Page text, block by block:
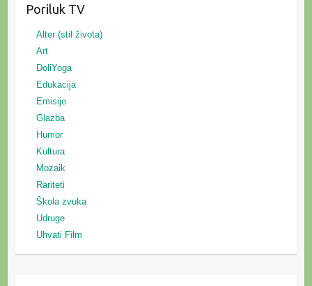
Poriluk TV
Alter (stil života)
Art
DoliYoga
Edukacija
Emisije
Glazba
Humor
Kultura
Mozaik
Rariteti
Škola zvuka
Udruge
Uhvati Film